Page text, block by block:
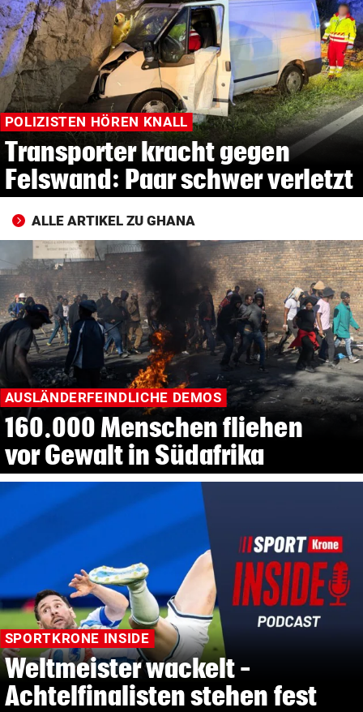
© Krone Multimedia GmbH & Co KG 2026
Muthgasse 2, 1190 Wien
POLIZISTEN HÖREN KNALL
Transporter kracht gegen
Felswand: Paar schwer verletzt
ALLE ARTIKEL ZU GHANA
AUSLÄNDERFEINDLICHE DEMOS
160.000 Menschen fliehen
vor Gewalt in Südafrika
SPORTKRONE INSIDE
Weltmeister wackelt –
Achtelfinalisten stehen fest